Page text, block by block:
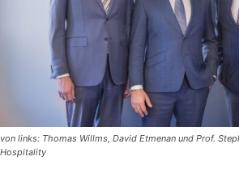
von links: Thomas Willms, David Etmenan und Prof.
Hospitality